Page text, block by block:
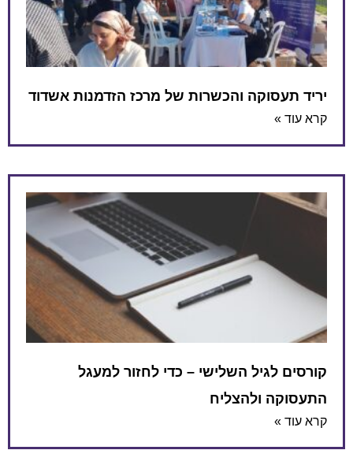
יריד תעסוקה והכשרות של מרכז הזדמנות אשדוד
קרא עוד »
קורסים לגיל השלישי – כדי לחזור למעגל
התעסוקה ולהצליח
קרא עוד »